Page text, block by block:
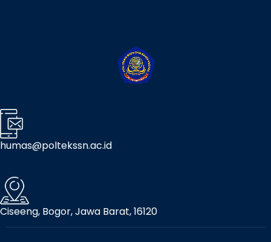
humas@poltekssn.ac.id
Ciseeng, Bogor, Jawa Barat, 16120